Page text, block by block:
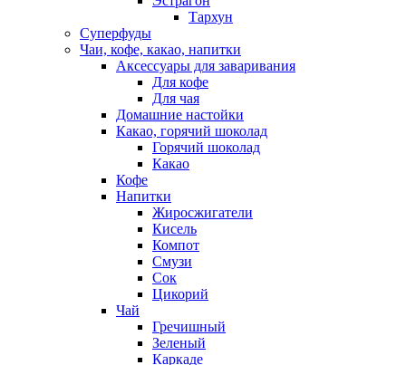
Тархун
Суперфуды
Чаи, кофе, какао, напитки
Аксессуары для заваривания
Для кофе
Для чая
Домашние настойки
Какао, горячий шоколад
Горячий шоколад
Какао
Кофе
Напитки
Жиросжигатели
Кисель
Компот
Смузи
Сок
Цикорий
Чай
Гречишный
Зеленый
Каркаде